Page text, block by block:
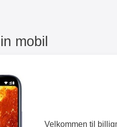
mobil
Velkommen til